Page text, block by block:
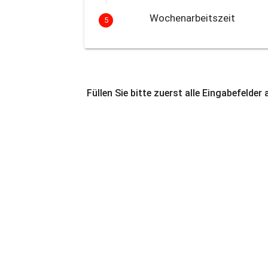
5 Wochenarbeitszeit
Füllen Sie bitte zuerst alle Eingabefelder